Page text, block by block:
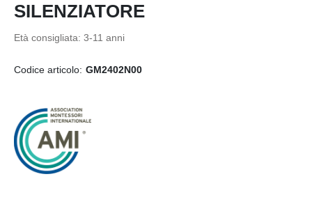
SILENZIATORE
Età consigliata: 3-11 anni
Codice articolo: GM2402N00